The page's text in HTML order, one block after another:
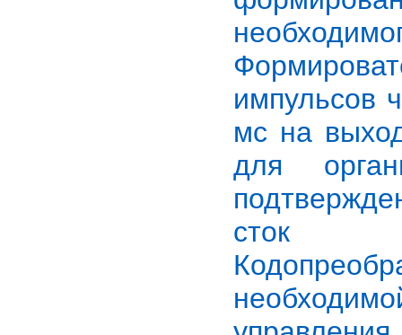
импульсов
мс на
для
сток n-